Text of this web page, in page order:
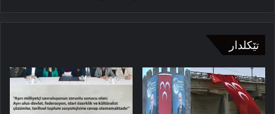
تێکلدار